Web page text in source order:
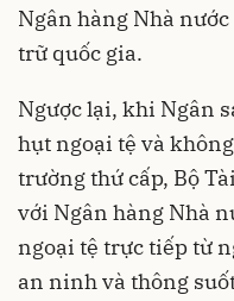
Ngân hàng Nhà
trữ quốc gia.
Ngược lại, khi Ngân
hụt ngoại tệ và
trường thứ cấp, Bộ
với Ngân hàng Nhà
ngoại tệ trực tiếp từ
an ninh và thông